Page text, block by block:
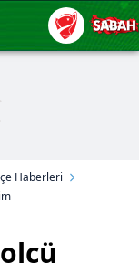
Haberleri